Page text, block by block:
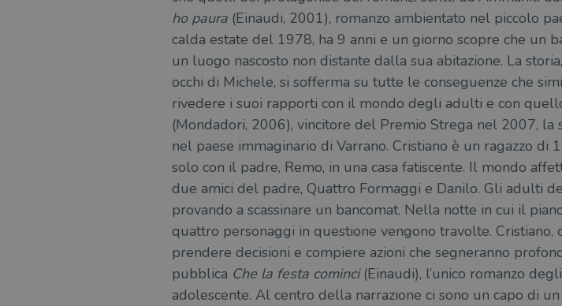
ho paura(Einaudi, 2001), romanzo ambientato nel piccolo
calda estate del 1978, ha 9 anni e un giorno scopre che un
un luogo nascosto non distante dalla sua abitazione. La
occhi di Michele, si sofferma su tutte le conseguenze che
rivedere i suoi rapporti con il mondo degli adulti e con
(Mondadori, 2006), vincitore del Premio Strega nel 2007,
nel paese immaginario di Varrano. Cristiano è un ragazzo
solo con il padre, Remo, in una casa fatiscente. Il mondo
due amici del padre, Quattro Formaggi e Danilo. Gli adulti
provando a scassinare un bancomat. Nella notte in cui il
quattro personaggi in questione vengono travolte. Cristiano,
prendere decisioni e compiere azioni che segneranno
pubblica Che la festa cominci(Einaudi), l’unico romanzo
adolescente. Al centro della narrazione ci sono un capo di
msToken .tiktok.com
1
3 giorni
Questo cookie
assicurando
quando
Fornitore
Dominio
_ga_RXJCD2NFMF .illibraio.it
1 anno 1
mese
Questo cookie viene utilizzato
_ga
Google
.illibraio.it
1 anno 1
mese
Questo nome di cookie è
aggiornamento significativo
Questo cookie viene utilizzato
generato casualmente come
un sito e utilizzato per
dei siti. Per impostazione
proprietari di siti Web.
Nome
Fornitore /
Scadenza Descrizione
UserProfile .illibraio.it 1 anno
Identifica l'utente che
_fbp
Meta
Platform Inc.
.illibraio.it
2 mesi 4
settimane
Utilizzato da Facebook
reale da inserzionisti terzi.
Nome
Dominio
Scadenza Descrizione
__Secure-ROLLOUT_TOKEN .youtube.com
5 mesi 4
settimane
ttwid
.tiktok.com
11 mesi 4
settimane
Questo
contenuti
particolari
YSC
Google LLC
.youtube.com
Sessione
Questo
Google LLC
.youtube.com
settimane
dell'utente
se il
dell'interfaccia